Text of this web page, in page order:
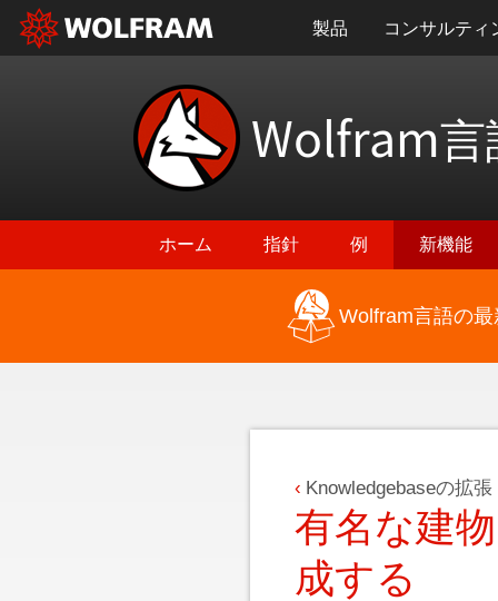
製品 コンサルティ
Wolfram言
ホーム 指針 例 新機能
Wolfram言語の
Knowledgebaseの拡張
有名な建
成する